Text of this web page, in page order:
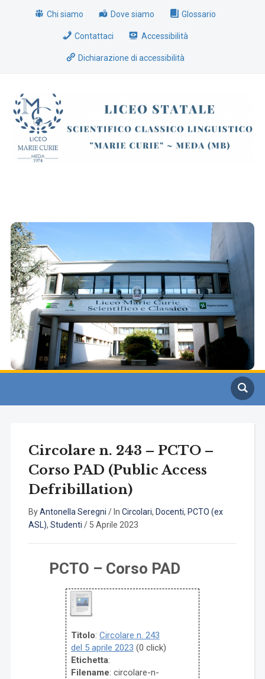
Chi siamo Dove siamo Glossario
Contattaci Accessibilità
Dichiarazione di accessibilità
Circolare n. 243 – PCTO –
Corso PAD (Public Access
Defribillation)
ByAntonella Seregni / In Circolari, Docenti, PCTO (ex
ASL), Studenti / 5 Aprile 2023
PCTO – Corso PAD
Titolo: Circolare n. 243
del 5 aprile 2023 (0 click)
Etichetta:
Filename: circolare-n-